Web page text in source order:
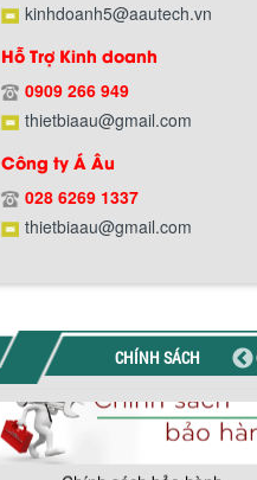
kinhdoanh5@aautech.vn
Hỗ Trợ Kinh doanh
0909 266 949
thietbiaau@gmail.com
Công ty Á Âu
028 6269 1337
thietbiaau@gmail.com
CHÍNH SÁCH
Chính sách đổi trả hàng
Chính sách bảo hành